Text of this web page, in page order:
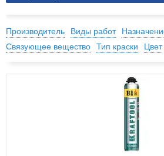
Производитель Виды работ
Связующее вещество
Тип краски Цвет